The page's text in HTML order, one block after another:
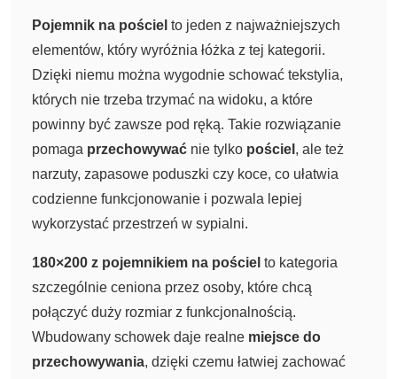
Pojemnik na pościel to jeden z najważniejszych
elementów, który wyróżnia łóżka z tej kategorii.
Dzięki niemu można wygodnie schować tekstylia,
których nie trzeba trzymać na widoku, a które
powinny być zawsze pod ręką. Takie rozwiązanie
pomaga przechowywać nie tylko pościel , ale też
narzuty, zapasowe poduszki czy koce, co ułatwia
codzienne funkcjonowanie i pozwala lepiej
wykorzystać przestrzeń w sypialni.
180×200 z pojemnikiem na pościel to kategoria
szczególnie ceniona przez osoby, które chcą
połączyć duży rozmiar z funkcjonalnością.
Wbudowany schowek daje realne miejsce do
przechowywania, dzięki czemu łatwiej zachować